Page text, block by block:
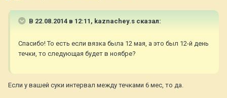
В 22.08.2014 в 12:11, kaznachey.s сказал:
Спасибо! То есть если вязка была 12 мая, а это был 12-й день
течки, то следующая будет в ноябре?
Если у вашей суки интервал между течками 6 мес, то да.